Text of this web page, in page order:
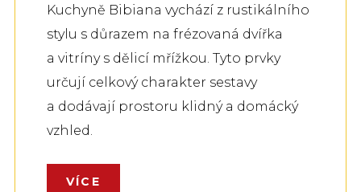
Kuchyně Bibiana vychází z rustikálního
stylu s důrazem na frézovaná dvířka
a vitríny s dělicí mřížkou. Tyto prvky
určují celkový charakter sestavy
a dodávají prostoru klidný a domácký
vzhled.
VÍCE